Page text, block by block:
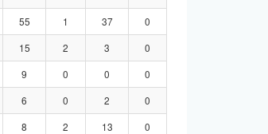
55 1 37
0
15 2 3
0
9 0 0
0
6 0 2
0
8 2 13
0